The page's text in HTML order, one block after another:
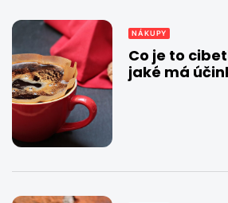
NÁKUPY
Co je to
jaké má